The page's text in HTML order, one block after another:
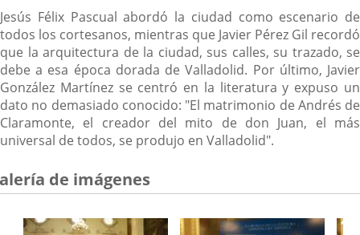
Jesús Félix Pascual abordó la ciudad como escenario de
todos los cortesanos, mientras que Javier Pérez Gil recordó
que la arquitectura de la ciudad, sus calles, su trazado, se
debe a esa época dorada de Valladolid. Por último, Javier
González Martínez se centró en la literatura y expuso un
dato no demasiado conocido: "El matrimonio de Andrés de
Claramonte, el creador del mito de don Juan, el más
universal de todos, se produjo en Valladolid".
de imágenes